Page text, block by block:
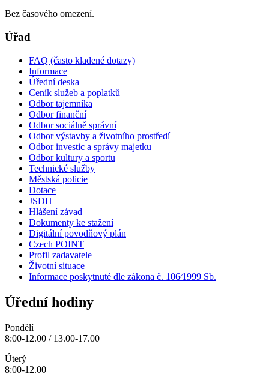
Bez časového omezení.
Úřad
FAQ (často kladené dotazy)
Informace
Úřední deska
Ceník služeb a poplatků
Odbor tajemníka
Odbor finanční
Odbor sociálně správní
Odbor výstavby a životního prostředí
Odbor investic a správy majetku
Odbor kultury a sportu
Technické služby
Městská policie
Dotace
JSDH
Hlášení závad
Dokumenty ke stažení
Digitální povodňový plán
Czech POINT
Profil zadavatele
Životní situace
Informace poskytnuté dle zákona č. 106⁄1999 Sb.
Úřední hodiny
Pondělí
8:00-12.00 / 13.00-17.00
Úterý
8:00-12.00